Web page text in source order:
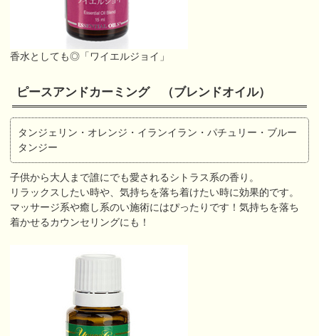
香水としても◎「ワイエルジョイ」
ピースアンドカーミング （ブレンドオイル）
タンジェリン・オレンジ・イランイラン・パチュリー・ブルー
タンジー
子供から大人まで誰にでも愛されるシトラス系の香り。
リラックスしたい時や、気持ちを落ち着けたい時に効果的です。
マッサージ系や癒し系のい施術にはぴったりです！気持ちを落ち
着かせるカウンセリングにも！